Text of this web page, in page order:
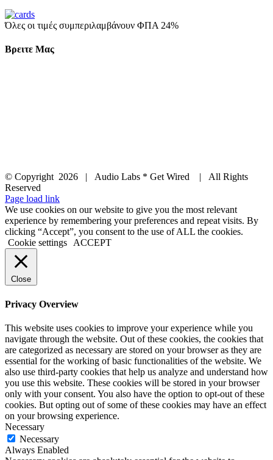
Όλες οι τιμές συμπεριλαμβάνουν ΦΠΑ 24%
Βρειτε Μας
© Copyright 2026 | Audio Labs * Get Wired | All Rights
Reserved
Facebook
Instagram
YouTube
LinkedIn
X
Page load link
We use cookies on our website to give you the most relevant
experience by remembering your preferences and repeat visits. By
clicking “Accept”, you consent to the use of ALL the cookies.
Cookie settings ACCEPT
Close
Privacy Overview
This website uses cookies to improve your experience while you
navigate through the website. Out of these cookies, the cookies that
are categorized as necessary are stored on your browser as they are
essential for the working of basic functionalities of the website. We
also use third-party cookies that help us analyze and understand how
you use this website. These cookies will be stored in your browser
only with your consent. You also have the option to opt-out of these
cookies. But opting out of some of these cookies may have an effect
on your browsing experience.
Necessary
Necessary
Always Enabled